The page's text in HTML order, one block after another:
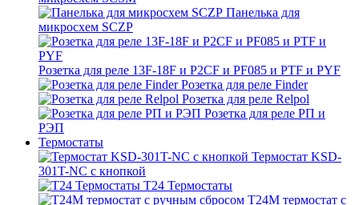
Панелька для
микросхем SCZP
Розетка для реле 13F-18F и P2CF и PF085 и PTF и PYF
Розетка для реле Finder
Розетка для реле Relpol
Розетка для реле РП и
РЭП
Термостаты
Термостат KSD-
301T-NC с кнопкой
T24 Термостаты
T24M термостат с